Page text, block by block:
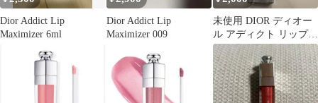
Dior Addict Lip
Maximizer 6ml
Dior Addict Lip
Maximizer 009
未使用 DIOR ディオー
ル アディクト リップ
マキシマイザー 044